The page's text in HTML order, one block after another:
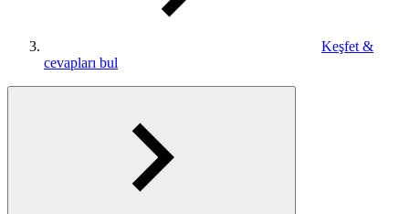
Keşfet &
cevapları bul